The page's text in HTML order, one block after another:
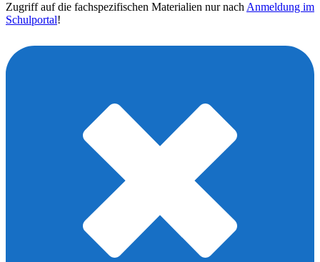
Zugriff auf die fachspezifischen Materialien nur nach Anmeldung im
Schulportal!